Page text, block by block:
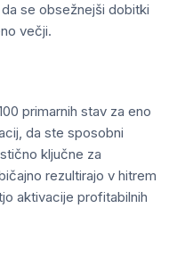
se obsežnejši dobitki
večji.
primarnih stav za eno
da ste sposobni
ključne za
rezultirajo v hitrem
aktivacije profitabilnih